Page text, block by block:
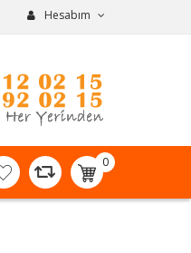
Hesabım
0
item(s)
-